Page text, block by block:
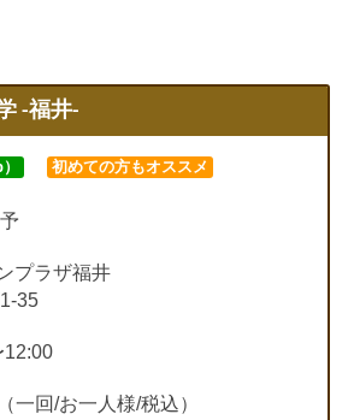
-福井-
初めての方もオススメ
プラザ福井
35
12:00
一回/お一人様/税込）